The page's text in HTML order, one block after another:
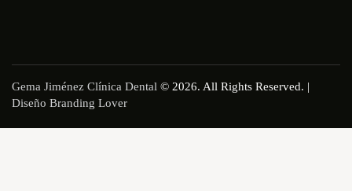
Gema Jiménez Clínica Dental © 2026. All Rights Reserved. |
Diseño Branding Lover